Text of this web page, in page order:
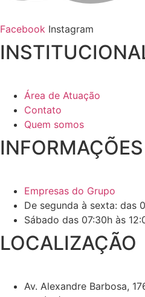
Facebook Instagram
Área de Atuação
Contato
Quem somos
INFORMAÇÕES
Empresas do Grupo
De segunda à sexta: das
Sábado das 07:30h às
LOCALIZAÇÃO
Av. Alexandre Barbosa,